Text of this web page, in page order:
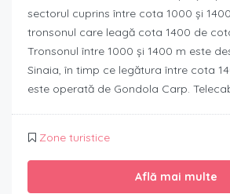
sectorul cuprins între cota 1000 și
tronsonul care leagă cota 1400 de
Tronsonul între 1000 și 1400 m este
Sinaia, în timp ce legătura între cota
este operată de Gondola Carp.
Zone turistice
Află mai multe